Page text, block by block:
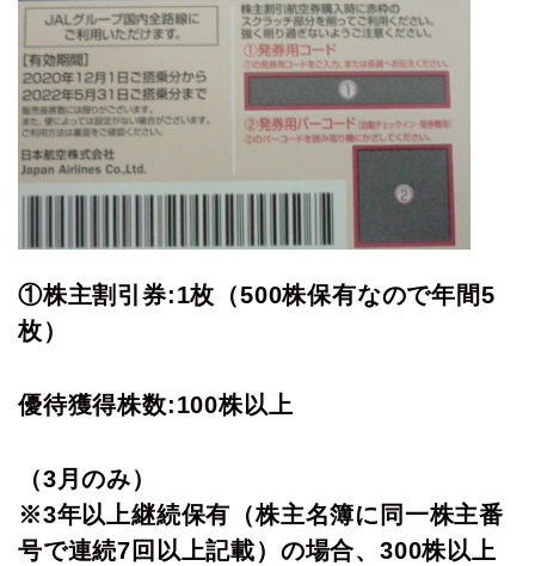
①株主割引券:1枚（500株保有なので年間5
枚）
優待獲得株数:100株以上
（3月のみ）
※3年以上継続保有（株主名簿に同一株主番
号で連続7回以上記載）の場合、300株以上